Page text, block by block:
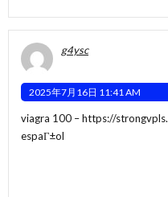
g4ysc
2025年7月16日 11:41 AM
viagra 100 –https://
espaГ±ol